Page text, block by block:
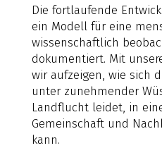
Die fortlaufende
ein Modell für eine
wissenschaftlich
dokumentiert. Mit
wir aufzeigen, wie sich
unter zunehmender
Landflucht leidet, in
Gemeinschaft und
kann.